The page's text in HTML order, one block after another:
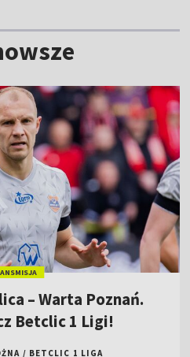
– Warta Poznań.
Betclic 1 Ligi!
/ BETCLIC 1 LIGA